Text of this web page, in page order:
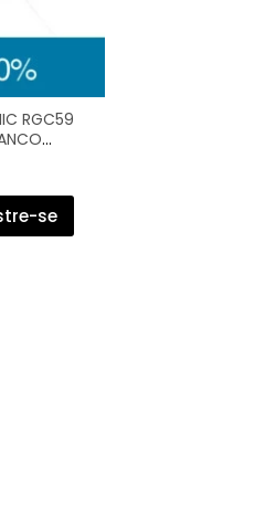
RGC59
se